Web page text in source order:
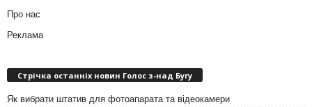
Про нас
Реклама
Стрічка останніх новин Голос з-над Бугу
Як вибрати штатив для фотоапарата та відеокамери